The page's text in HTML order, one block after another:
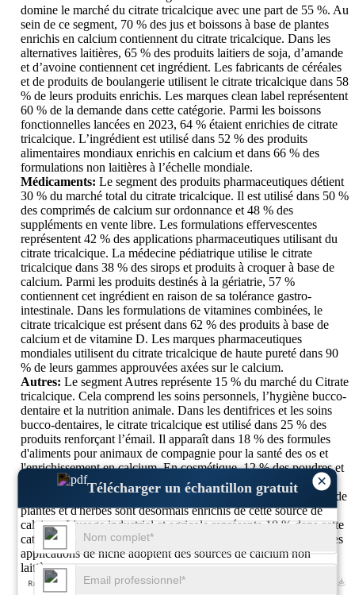
×
Télécharger un échantillon gratuit
domine le marché du citrate tricalcique avec une part de 55 %. Au
sein de ce segment, 70 % des jus et boissons à base de plantes
enrichis en calcium contiennent du citrate tricalcique. Dans les
alternatives laitières, 65 % des produits laitiers de soja, d’amande
et d’avoine contiennent cet ingrédient. Les fabricants de céréales
et de produits de boulangerie utilisent le citrate tricalcique dans 58
% de leurs produits enrichis. Les marques clean label représentent
60 % de la demande dans cette catégorie. Parmi les boissons
fonctionnelles lancées en 2023, 64 % étaient enrichies de citrate
tricalcique. L’ingrédient est utilisé dans 52 % des produits
alimentaires mondiaux enrichis en calcium et dans 66 % des
formulations non laitières à l’échelle mondiale.
Médicaments: Le segment des produits pharmaceutiques détient
30 % du marché total du citrate tricalcique. Il est utilisé dans 50 %
des comprimés de calcium sur ordonnance et 48 % des
suppléments en vente libre. Les formulations effervescentes
représentent 42 % des applications pharmaceutiques utilisant du
citrate tricalcique. La médecine pédiatrique utilise le citrate
tricalcique dans 38 % des sirops et produits à croquer à base de
calcium. Parmi les produits destinés à la gériatrie, 57 %
contiennent cet ingrédient en raison de sa tolérance gastro-
intestinale. Dans les formulations de vitamines combinées, le
citrate tricalcique est présent dans 62 % des produits à base de
calcium et de vitamine D. Les marques pharmaceutiques
mondiales utilisent du citrate tricalcique de haute pureté dans 90
% de leurs gammes approuvées axées sur le calcium.
Autres: Le segment Autres représente 15 % du marché du Citrate
tricalcique. Cela comprend les soins personnels, l’hygiène bucco-
dentaire et la nutrition animale. Dans les dentifrices et les soins
bucco-dentaires, le citrate tricalcique est utilisé dans 25 % des
produits renforçant l’émail. Il apparaît dans 18 % des formules
d'aliments pour animaux de compagnie pour la santé des os et
l'enrichissement en calcium. En cosmétique, 12 % des poudres et
produits de soin à base de minéraux contiennent du citrate
tricalcique. Parmi les produits de bien-être, 22 % des mélanges de
plantes et d'herbes sont désormais enrichis de cette source de
calcium. L'usage industriel et agricole représente 10 % dans cette
catégorie. Le segment Autres est en croissance puisque 35 % des
applications de niche adoptent des sources de calcium non
laitières.